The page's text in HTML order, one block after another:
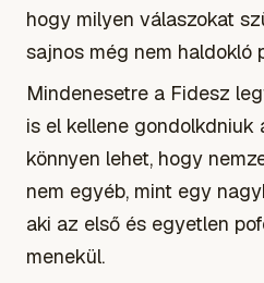
hogy milyen válaszokat
sajnos még nem haldokló
Mindenesetre a Fidesz
is el kellene gondolkdniuk
könnyen lehet, hogy
nem egyéb, mint egy
aki az első és egyetlen
menekül.